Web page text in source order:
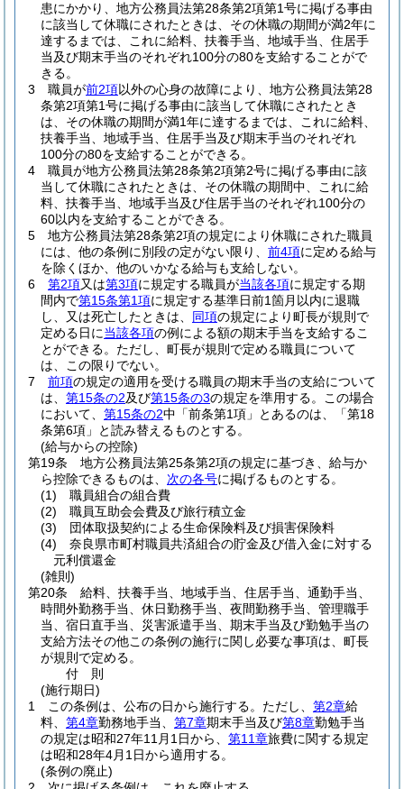
患にかかり、地方公務員法第28条第2項第1号に掲げる事由
に該当して休職にされたときは、その休職の期間が満2年に
達するまでは、これに給料、扶養手当、地域手当、住居手
当及び期末手当のそれぞれ100分の80を支給することがで
きる。
3
職員が前2項以外の心身の故障により、地方公務員法第28
条第2項第1号に掲げる事由に該当して休職にされたとき
は、その休職の期間が満1年に達するまでは、これに給料、
扶養手当、地域手当、住居手当及び期末手当のそれぞれ
100分の80を支給することができる。
4
職員が地方公務員法第28条第2項第2号に掲げる事由に該
当して休職にされたときは、その休職の期間中、これに給
料、扶養手当、地域手当及び住居手当のそれぞれ100分の
60以内を支給することができる。
5
地方公務員法第28条第2項の規定により休職にされた職員
には、他の条例に別段の定がない限り、 前4項に定める給与
を除くほか、他のいかなる給与も支給しない。
6
第2項又は第3項に規定する職員が当該各項に規定する期
間内で第15条第1項に規定する基準日前1箇月以内に退職
し、又は死亡したときは、 同項の規定により町長が規則で
定める日に当該各項の例による額の期末手当を支給するこ
とができる。 ただし、町長が規則で定める職員について
は、この限りでない。
7
前項の規定の適用を受ける職員の期末手当の支給について
は、 第15条の2及び第15条の3の規定を準用する。
この場合
において、 第15条の2中「前条第1項」とあるのは、「第18
条第6項」と読み替えるものとする。
(給与からの控除)
第19条
地方公務員法第25条第2項の規定に基づき、給与か
ら控除できるものは、 次の各号に掲げるものとする。
(1)
職員組合の組合費
(2)
職員互助会会費及び旅行積立金
(3)
団体取扱契約による生命保険料及び損害保険料
(4)
奈良県市町村職員共済組合の貯金及び借入金に対する
元利償還金
(雑則)
第20条
給料、扶養手当、地域手当、住居手当、通勤手当、
時間外勤務手当、休日勤務手当、夜間勤務手当、管理職手
当、宿日直手当、災害派遣手当、期末手当及び勤勉手当の
支給方法その他この条例の施行に関し必要な事項は、町長
が規則で定める。
付 則
(施行期日)
1
この条例は、公布の日から施行する。 ただし、 第2章給
料、 第4章勤務地手当、 第7章期末手当及び第8章勤勉手当
の規定は昭和27年11月1日から、 第11章旅費に関する規定
は昭和28年4月1日から適用する。
(条例の廃止)